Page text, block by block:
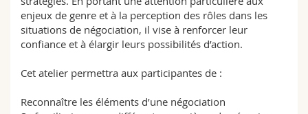
enjeux de genre et à la perception des rôles dans les
situations de négociation, il vise à renforcer leur
confiance et à élargir leurs possibilités d’action.
Cet atelier permettra aux participantes de :
Reconnaître les éléments d’une négociation